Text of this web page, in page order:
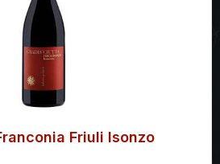
Friuli Isonzo